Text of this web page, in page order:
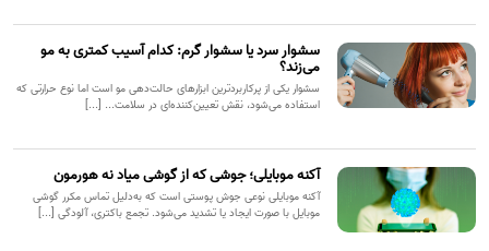
سشوار سرد یا سشوار گرم: کدام آسیب کمتری به مو
می‌زند؟
سشوار یکی از پرکاربردترین ابزارهای حالت‌دهی مو است اما نوع حرارتی که
استفاده می‌شود، نقش تعیین‌کننده‌ای در سلامت... [...]
آکنه موبایلی؛ جوشی که از گوشی میاد نه هورمون
آکنه موبایلی نوعی جوش پوستی است که به‌دلیل تماس مکرر گوشی
موبایل با صورت ایجاد یا تشدید می‌شود. تجمع باکتری، آلودگی [...]